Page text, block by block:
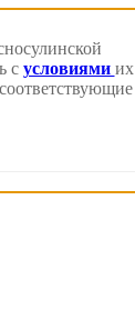
с условиями их